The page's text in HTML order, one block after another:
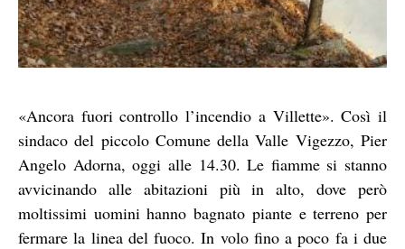
«Ancora fuori controllo l’incendio a Villette». Così il
sindaco del piccolo Comune della Valle Vigezzo, Pier
Angelo Adorna, oggi alle 14.30. Le fiamme si stanno
avvicinando alle abitazioni più in alto, dove però
moltissimi uomini hanno bagnato piante e terreno per
fermare la linea del fuoco. In volo fino a poco fa i due